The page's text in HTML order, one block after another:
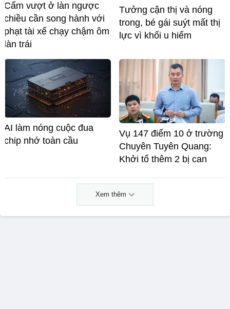
Cấm vượt ở làn ngược
chiều cần song hành với
phạt tài xế chạy chậm ôm
làn trái
Tưởng cận thị và nóng
trong, bé gái suýt mất thị
lực vì khối u hiếm
AI làm nóng cuộc đua
chip nhớ toàn cầu
Vụ 147 điểm 10 ở trường
Chuyên Tuyên Quang:
Khởi tố thêm 2 bị can
Xem thêm